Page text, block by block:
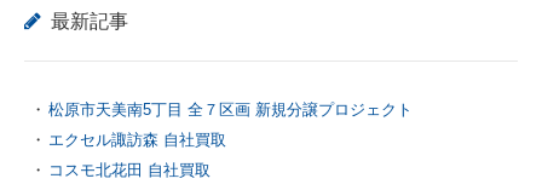
最新記事
松原市天美南5丁目 全７区画 新規分譲プロジェクト
エクセル諏訪森 自社買取
コスモ北花田 自社買取